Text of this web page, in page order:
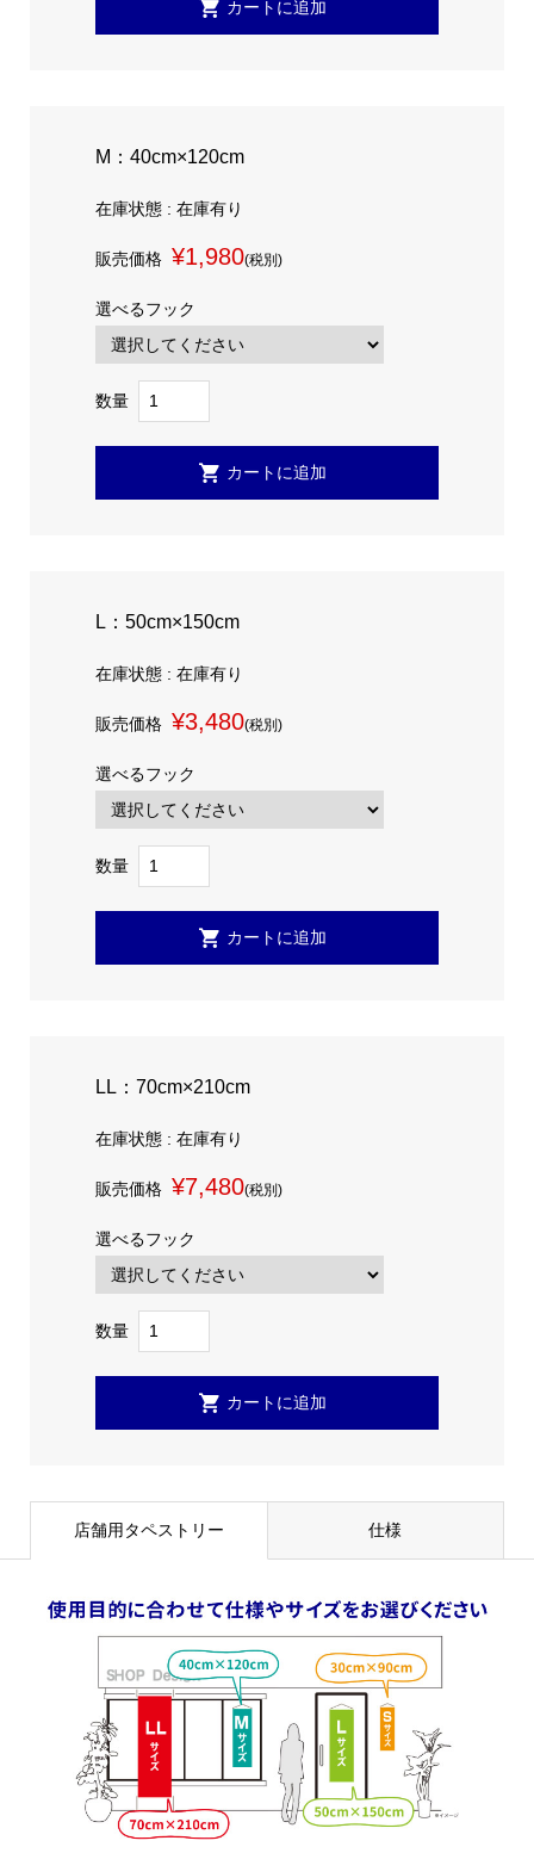
M：40cm×120cm
在庫状態 : 在庫有り
販売価格 ¥1,980(税別)
選べるフック
数量
L：50cm×150cm
在庫状態 : 在庫有り
販売価格 ¥3,480(税別)
選べるフック
数量
LL：70cm×210cm
在庫状態 : 在庫有り
販売価格 ¥7,480(税別)
選べるフック
数量
店舗用タペストリー 仕様